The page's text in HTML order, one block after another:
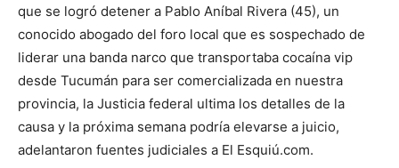
que se logró detener a Pablo Aníbal Rivera (45), un
conocido abogado del foro local que es sospechado de
liderar una banda narco que transportaba cocaína vip
desde Tucumán para ser comercializada en nuestra
provincia, la Justicia federal ultima los detalles de la
causa y la próxima semana podría elevarse a juicio,
adelantaron fuentes judiciales a El Esquiú.com.